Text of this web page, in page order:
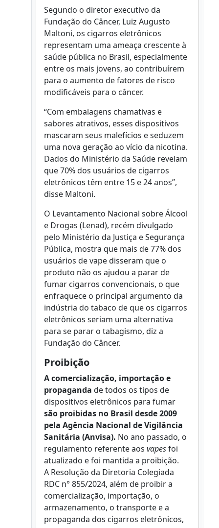
Segundo o diretor executivo da
Fundação do Câncer, Luiz Augusto
Maltoni, os cigarros eletrônicos
representam uma ameaça crescente à
saúde pública no Brasil, especialmente
entre os mais jovens, ao contribuírem
para o aumento de fatores de risco
modificáveis para o câncer.
“Com embalagens chamativas e
sabores atrativos, esses dispositivos
mascaram seus malefícios e seduzem
uma nova geração ao vício da nicotina.
Dados do Ministério da Saúde revelam
que 70% dos usuários de cigarros
eletrônicos têm entre 15 e 24 anos”,
disse Maltoni.
O Levantamento Nacional sobre Álcool
e Drogas (Lenad), recém divulgado
pelo Ministério da Justiça e Segurança
Pública, mostra que mais de 77% dos
usuários de vape disseram que o
produto não os ajudou a parar de
fumar cigarros convencionais, o que
enfraquece o principal argumento da
indústria do tabaco de que os cigarros
eletrônicos seriam uma alternativa
para se parar o tabagismo, diz a
Fundação do Câncer.
Proibição
A comercialização, importação e
propaganda de todos os tipos de
dispositivos eletrônicos para fumar
são proibidas no Brasil desde 2009
pela Agência Nacional de Vigilância
Sanitária (Anvisa). No ano passado, o
regulamento referente aos vapesfoi
atualizado e foi mantida a proibição.
A Resolução da Diretoria Colegiada
RDC n° 855/2024, além de proibir a
comercialização, importação, o
armazenamento, o transporte e a
propaganda dos cigarros eletrônicos,